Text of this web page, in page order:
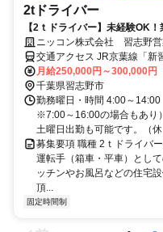
2tドライバー
【2ｔドライバー】未経験OK
ル。賞与年2回／月収30万以上
ニッコン株式会社 習志野
交通アクセス JR京葉線「
自転車を貸与します。
月給250,000円～300,000円
千葉県習志野市
勤務曜日・時間 4:00～
※7:00～16:00の場合もあり
土曜日出勤も可能です。（休
募集要項 職種 2ｔドライバ
運転手（箱車・平車）とし
ッチンやお風呂などの住宅
頂...
固定時間制